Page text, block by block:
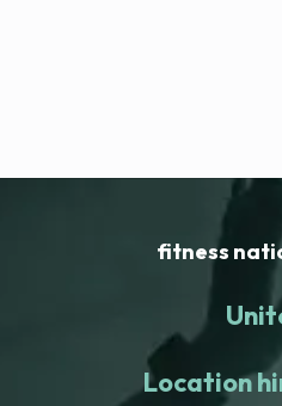
fitness
Location